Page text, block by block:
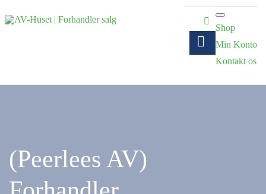
Shop
Min Konto
Kontakt os
(Peerlees AV)